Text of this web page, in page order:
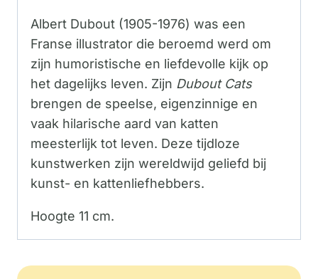
Albert Dubout (1905-1976) was een
Franse illustrator die beroemd werd om
zijn humoristische en liefdevolle kijk op
het dagelijks leven. Zijn Dubout Cats
brengen de speelse, eigenzinnige en
vaak hilarische aard van katten
meesterlijk tot leven. Deze tijdloze
kunstwerken zijn wereldwijd geliefd bij
kunst- en kattenliefhebbers.
Hoogte 11 cm.